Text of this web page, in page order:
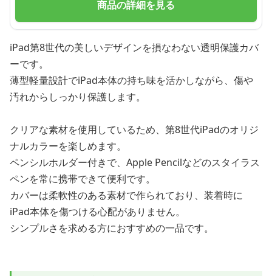
商品の詳細を見る
iPad第8世代の美しいデザインを損なわない透明保護カバ
ーです。
薄型軽量設計でiPad本体の持ち味を活かしながら、傷や
汚れからしっかり保護します。
クリアな素材を使用しているため、第8世代iPadのオリジ
ナルカラーを楽しめます。
ペンシルホルダー付きで、Apple Pencilなどのスタイラス
ペンを常に携帯できて便利です。
カバーは柔軟性のある素材で作られており、装着時に
iPad本体を傷つける心配がありません。
シンプルさを求める方におすすめの一品です。